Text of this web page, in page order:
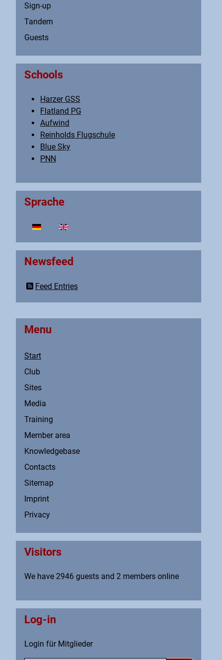
Menu
Start
Club
Sites
Media
Training
Member area
Knowledgebase
Contacts
Sitemap
Imprint
Privacy
Visitors
We have 2946 guests and 2 members online
Log-in
Login für Mitglieder
Sign-up
Tandem
Guests
Schools
Harzer GSS
Flatland PG
Aufwind
Reinholds Flugschule
Blue Sky
PNN
Sprache
Select your language
Newsfeed
Feed Entries